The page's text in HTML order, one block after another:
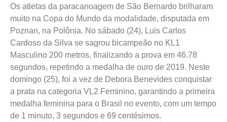
Os atletas da paracanoagem de São Bernardo brilharam
muito na Copa do Mundo da modalidade, disputada em
Poznan, na Polônia. No sábado (24), Luis Carlos
Cardoso da Silva se sagrou bicampeão no KL1
Masculino 200 metros, finalizando a prova em 46.78
segundos, repetindo a medalha de ouro de 2019. Neste
domingo (25), foi a vez de Debora Benevides conquistar
a prata na categoria VL2 Feminino, garantindo a primeira
medalha feminina para o Brasil no evento, com um tempo